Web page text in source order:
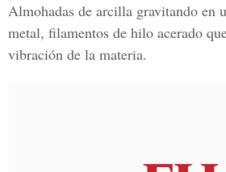
Almohadas de arcilla gravitando en
metal, filamentos de hilo acerado
vibración de la materia.